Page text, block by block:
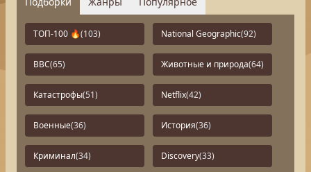
ТОП-100 🔥(103) National Geographic(92)
BBC(65) Животные и природа(64)
Катастрофы(51) Netflix(42)
Военные(36) История(36)
Криминал(34) Discovery(33)